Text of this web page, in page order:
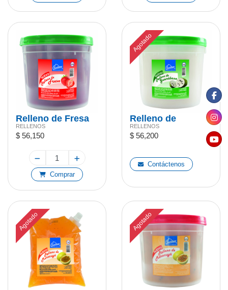
Relleno de Fresa
4,5kg
RELLENOS
$ 56,150
Comprar
Agotado
Relleno de
Guanabana 4,5 kg
RELLENOS
$ 56,200
Contáctenos
Agotado Agotado